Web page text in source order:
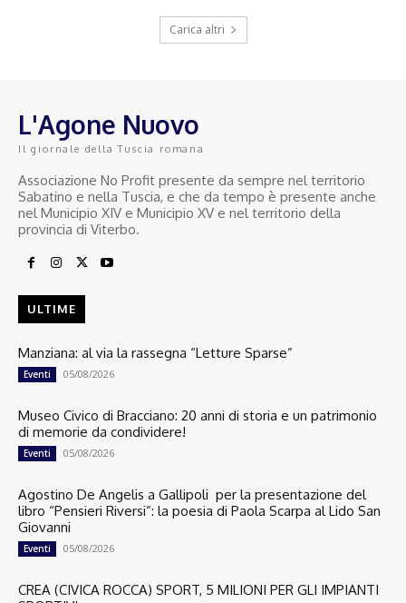
Carica altri
L'Agone Nuovo
Il giornale della Tuscia romana
Associazione No Profit presente da sempre nel territorio
Sabatino e nella Tuscia, e che da tempo è presente anche
nel Municipio XIV e Municipio XV e nel territorio della
provincia di Viterbo.
ULTIME
Manziana: al via la rassegna “Letture Sparse”
Eventi 05/08/2026
Museo Civico di Bracciano: 20 anni di storia e un patrimonio
di memorie da condividere!
Eventi 05/08/2026
Agostino De Angelis a Gallipoli per la presentazione del
libro “Pensieri Riversi”: la poesia di Paola Scarpa al Lido San
Giovanni
Eventi 05/08/2026
CREA (CIVICA ROCCA) SPORT, 5 MILIONI PER GLI IMPIANTI